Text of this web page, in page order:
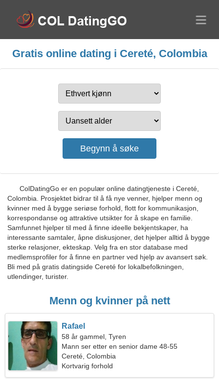
Gratis online dating i Cereté, Colombia
ColDatingGo er en populær online datingtjeneste i Cereté,
Colombia. Prosjektet bidrar til å få nye venner, hjelper menn og
kvinner med å bygge seriøse forhold, flott for kommunikasjon,
korrespondanse og attraktive utsikter for å skape en familie.
Samfunnet hjelper til med å finne ideelle bekjentskaper, ha
interessante samtaler, åpne diskusjoner, det hjelper alltid å bygge
sterke relasjoner, ekteskap. Velg fra en stor database med
medlemsprofiler for å finne en partner ved hjelp av avansert søk.
Bli med på gratis datingside Cereté for lokalbefolkningen,
utlendinger, turister.
Menn og kvinner på nett
Rafael
58 år gammel, Tyren
Mann ser etter en senior dame 48-55
Cereté, Colombia
Kortvarig forhold